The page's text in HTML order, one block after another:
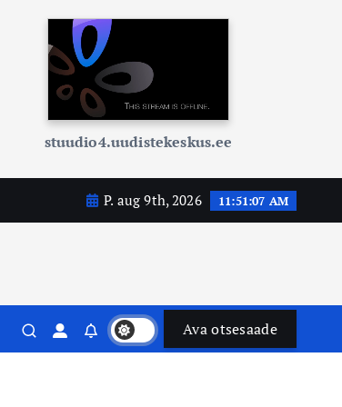
stuudio4.uudistekeskus.ee
P. aug 9th, 2026 11:51:08 AM
Ava otsesaade